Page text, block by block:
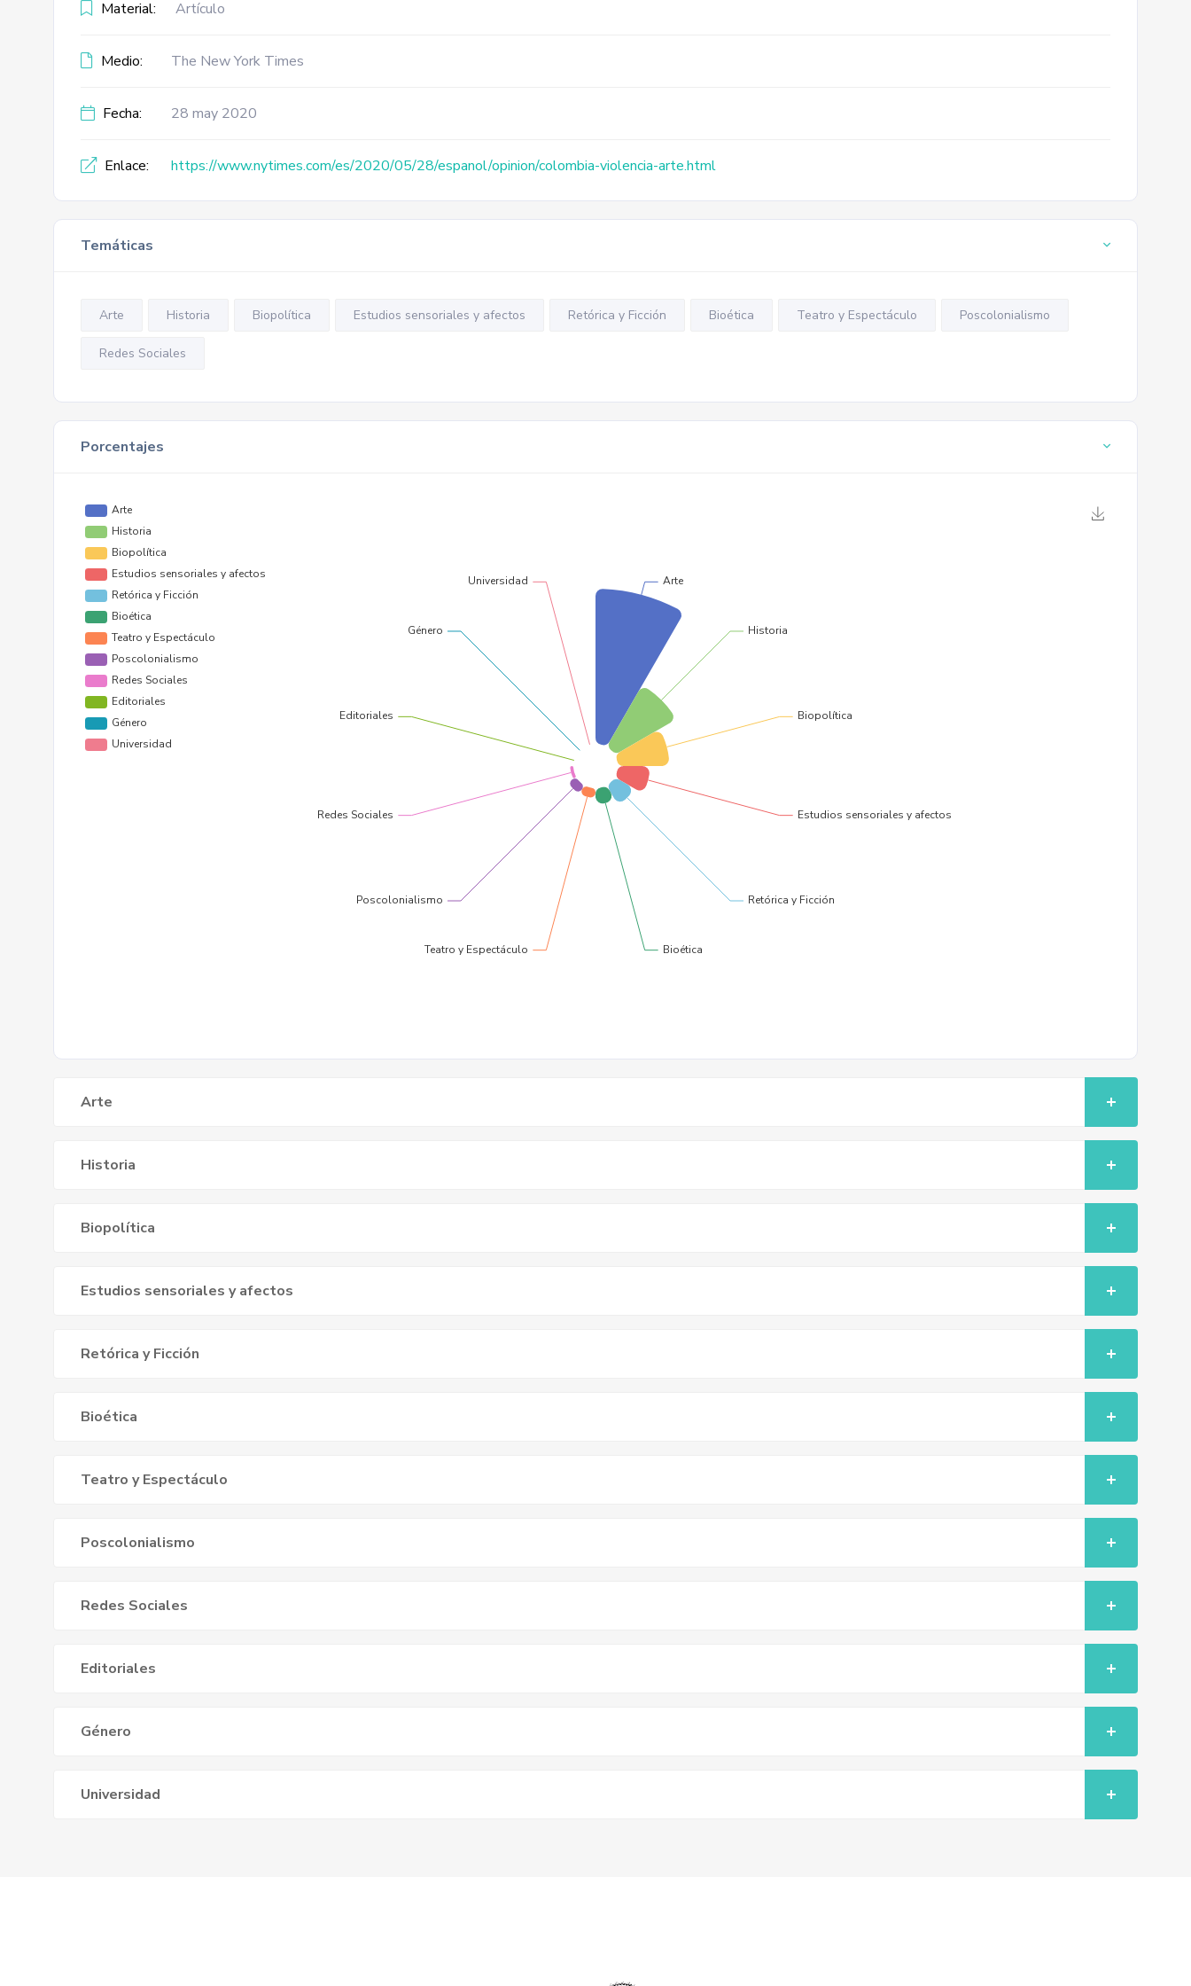
Material: Artículo
Medio: The New York Times
Fecha: 28 may 2020
Enlace: https://www.nytimes.com/es/2020/05/28/espanol/opinion/colombia-violencia-arte.html
Temáticas
Arte Historia Biopolítica Estudios sensoriales y afectos Retórica y Ficción Bioética Teatro y Espectáculo Poscolonialismo
Redes Sociales
Porcentajes
Arte
Historia
Biopolítica
Estudios sensoriales y afectos
Retórica y Ficción
Bioética
Teatro y Espectáculo
Poscolonialismo
Redes Sociales
Editoriales
Género
Universidad